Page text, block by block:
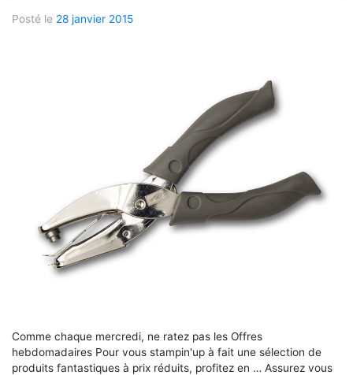
Posté le 28 janvier 2015
Comme chaque mercredi, ne ratez pas les Offres
hebdomadaires Pour vous stampin'up à fait une sélection de
produits fantastiques à prix réduits, profitez en … Assurez vous